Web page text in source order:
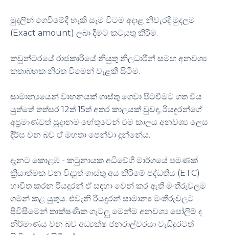
මුදලින් ගෙවීමේදී හැකි සෑම විටම අදාළ නිවැරදි මුදලම
(Exact amount) ලබා දීමට කටයුතු කිරීම.
කවුන්ටරයේ රාජකාරියේ නියුතු නිලධාරීන් සමඟ අනවශ්‍ය
කතාබහක නිරත වීමෙන් වැළකී සිටීම.
සාමාන්‍යයෙන් වාහනයක් ගාස්තු ගෙවා පිටවීමට ගත විය
යුත්තේ තත්පර 12ත් 15ත් අතර කාලයක් වුවද, රියදුරන්ගේ
අප්‍රමාණවත් සූදානම හේතුවෙන් එම කාලය අනවශ්‍ය ලෙස
දීර්ඝ වන බව ඒ මහතා පෙන්වා දුන්නේය.
දැනට කොළඹ - කටුනායක අධිවේගී මාර්ගයේ පමණක්
ක්‍රියාත්මක වන විද්‍යුත් ගාස්තු අය කිරීමේ පද්ධතිය (ETC)
භාවිත කරන රියදුරන් ඒ සඳහා වෙන් කර ඇති මංතීරුවලම
ගමන් කළ යුතුය. එවැනි රියදුරන් සාමාන්‍ය මංතීරුවලට
පිවිසීමෙන් තාක්ෂණික ගැටලු මෙන්ම අනවශ්‍ය පෝලිම් ද
නිර්මාණය වන බව අධ්‍යක්ෂ ජනරාල්වරයා වැඩිදුරටත්